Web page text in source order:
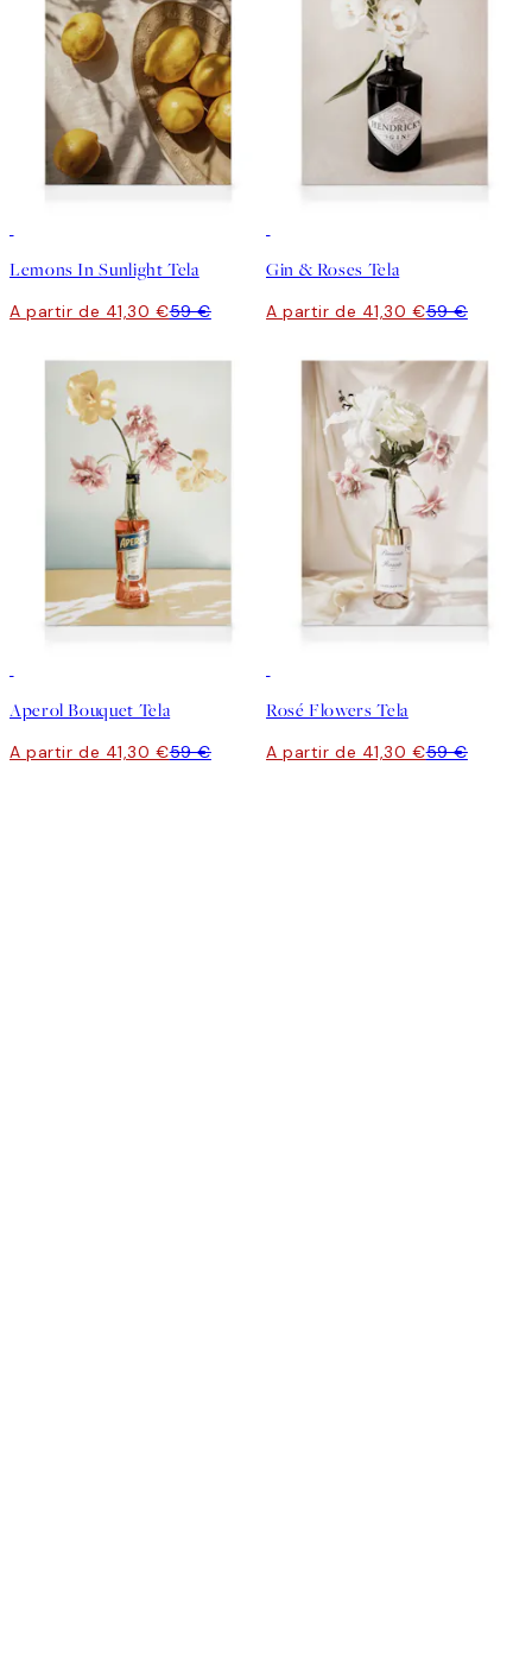
Lemons In Sunlight Tela
A partir de 41,30 €59 €
Gin & Roses Tela
A partir de 41,30 €59 €
Aperol Bouquet Tela
A partir de 41,30 €59 €
Rosé Flowers Tela
A partir de 41,30 €59 €